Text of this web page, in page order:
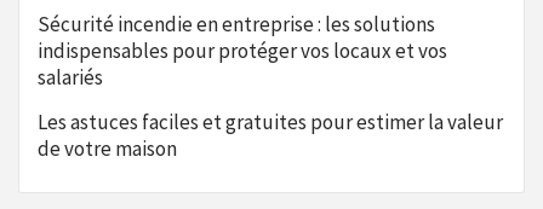
Sécurité incendie en entreprise : les solutions
indispensables pour protéger vos locaux et vos
salariés
Les astuces faciles et gratuites pour estimer la valeur
de votre maison